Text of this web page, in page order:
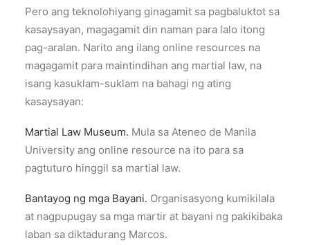
Pero ang teknolohiyang ginagamit sa pagbaluktot sa
kasaysayan, magagamit din naman para lalo itong
pag-aralan. Narito ang ilang online resources na
magagamit para maintindihan ang martial law, na
isang kasuklam-suklam na bahagi ng ating
kasaysayan:
Martial Law Museum. Mula sa Ateneo de Manila
University ang online resource na ito para sa
pagtuturo hinggil sa martial law.
Bantayog ng mga Bayani. Organisasyong kumikilala
at nagpupugay sa mga martir at bayani ng pakikibaka
laban sa diktadurang Marcos.